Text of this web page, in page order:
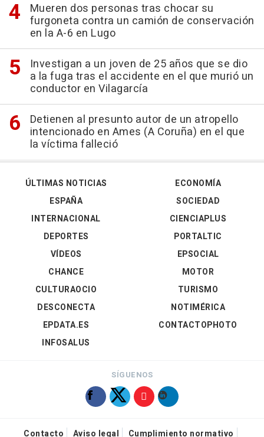
Mueren dos personas tras chocar su
furgoneta contra un camión de conservación
en la A-6 en Lugo
Investigan a un joven de 25 años que se dio
a la fuga tras el accidente en el que murió un
conductor en Vilagarcía
Detienen al presunto autor de un atropello
intencionado en Ames (A Coruña) en el que
la víctima falleció
ÚLTIMAS NOTICIAS
ESPAÑA
INTERNACIONAL
DEPORTES
VÍDEOS
ECONOMÍA
SOCIEDAD
CIENCIAPLUS
PORTALTIC
EPSOCIAL
CHANCE
CULTURAOCIO
DESCONECTA
EPDATA.ES
INFOSALUS
MOTOR
TURISMO
NOTIMÉRICA
CONTACTOPHOTO
SÍGUENOS
Contacto Aviso legal Cumplimiento normativo